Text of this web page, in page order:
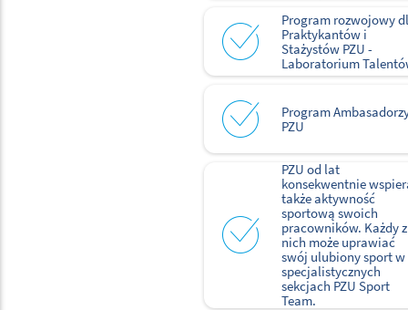
Program rozwojowy
Praktykantów i
Stażystów PZU -
Laboratorium
Program
PZU
PZU od lat
konsekwentnie
także aktywność
sportową swoich
pracowników. Każdy z
nich może uprawiać
swój ulubiony sport w
specjalistycznych
sekcjach PZU Sport
Team.